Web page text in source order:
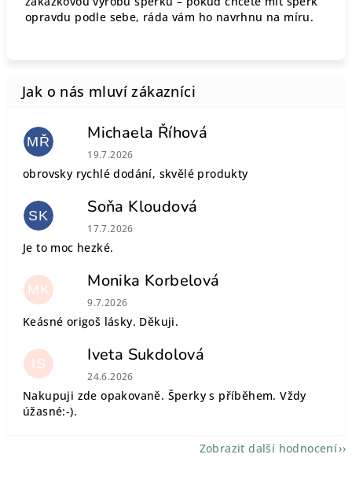
opravdu podle sebe, ráda vám ho navrhnu na míru.
MŘ Michaela Říhová
Hodnocení obchodu je 5 z 5 hvězdiček.
19.7.2026
obrovsky rychlé dodání, skvělé produkty
SK Soňa Kloudová
Hodnocení obchodu je 5 z 5 hvězdiček.
17.7.2026
Je to moc hezké.
MK Monika Korbelová
Hodnocení obchodu je 5 z 5 hvězdiček.
9.7.2026
Keásné origoš lásky. Děkuji.
IS Iveta Sukdolová
Hodnocení obchodu je 5 z 5 hvězdiček.
24.6.2026
Nakupuji zde opakovaně. Šperky s příběhem. Vždy
úžasné:-).
Zobrazit další hodnocení